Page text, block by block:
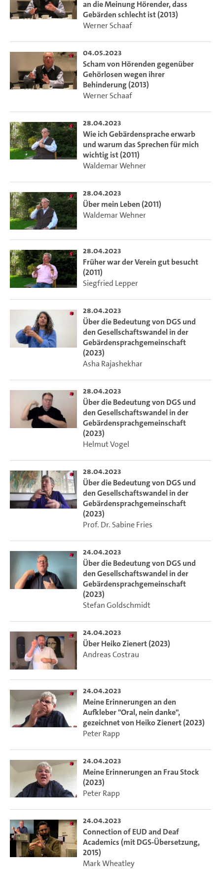
an die Meinung Hörender, dass
Gebärden schlecht ist (2013)
Werner Schaaf
04.05.2023
Scham von Hörenden gegenüber
Gehörlosen wegen ihrer
Behinderung (2013)
Werner Schaaf
28.04.2023
Wie ich Gebärdensprache erwarb
und warum das Sprechen für mich
wichtig ist (2011)
Waldemar Wehner
28.04.2023
Über mein Leben (2011)
Waldemar Wehner
28.04.2023
Früher war der Verein gut besucht
(2011)
Siegfried Lepper
28.04.2023
Über die Bedeutung von DGS und
den Gesellschaftswandel in der
Gebärdensprachgemeinschaft
(2023)
Asha Rajashekhar
28.04.2023
Über die Bedeutung von DGS und
den Gesellschaftswandel in der
Gebärdensprachgemeinschaft
(2023)
Helmut Vogel
28.04.2023
Über die Bedeutung von DGS und
den Gesellschaftswandel in der
Gebärdensprachgemeinschaft
(2023)
Prof. Dr. Sabine Fries
24.04.2023
Über die Bedeutung von DGS und
den Gesellschaftswandel in der
Gebärdensprachgemeinschaft
(2023)
Stefan Goldschmidt
24.04.2023
Über Heiko Zienert (2023)
Andreas Costrau
24.04.2023
Meine Erinnerungen an den
Aufkleber "Oral, nein danke",
gezeichnet von Heiko Zienert (2023)
Peter Rapp
24.04.2023
Meine Erinnerungen an Frau Stock
(2023)
Peter Rapp
24.04.2023
Connection of EUD and Deaf
Academics (mit DGS-Übersetzung,
2015)
Mark Wheatley